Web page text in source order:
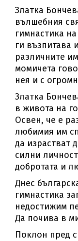
Златка
вълшебния
гимнастика
ги възпитава
различните
момичета
нея и с
Златка
в живота на
Освен, че е
любимия им
да израстват
силни
добротата и
Днес
гимнастика
недостижим
Да почива в
Поклон пред